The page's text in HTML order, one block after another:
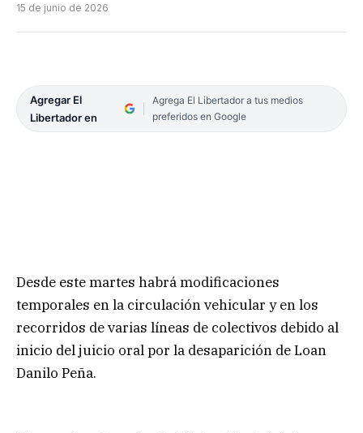
15 de junio de 2026
Agregar El
Libertador en
Agrega El Libertador a tus medios
preferidos en Google
Desde este martes habrá modificaciones
temporales en la circulación vehicular y en los
recorridos de varias líneas de colectivos debido al
inicio del juicio oral por la desaparición de Loan
Danilo Peña.